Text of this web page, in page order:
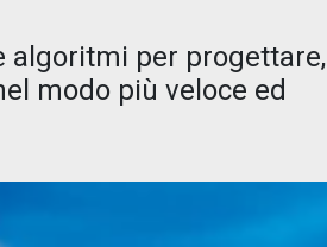
algoritmi per progettare,
modo più veloce ed